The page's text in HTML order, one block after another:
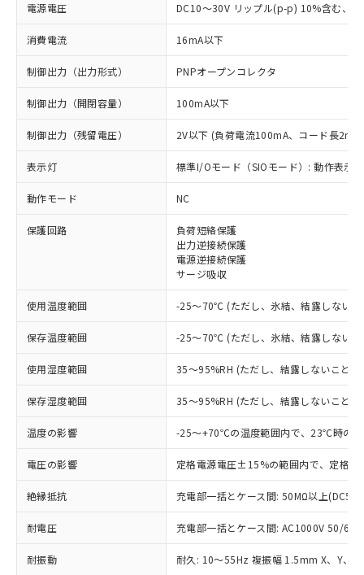
電源電圧 DC10～30V リップル(p-p) 10%含む、
消費電流 16mA以下
制御出力（出力形式） PNPオープンコレクタ
制御出力（開閉容量） 100mA以下
制御出力（残留電圧） 2V以下 (負荷電流100mA、コード長2m
表示灯 標準I/Oモード（SIOモード）: 動作表示
動作モード NC
保護回路
負荷短絡保護
出力逆接続保護
電源逆接続保護
サージ吸収
使用温度範囲 -25～70℃ (ただし、氷結、結露しないこ
保存温度範囲 -25～70℃ (ただし、氷結、結露しないこ
使用湿度範囲 35～95%RH (ただし、結露しないこと)
保存湿度範囲 35～95%RH (ただし、結露しないこと)
温度の影響 -25～+70℃の温度範囲内で、23℃時の
電圧の影響 定格電源電圧±15%の範囲内で、定格
絶縁抵抗 充電部一括とケース間: 50MΩ以上
耐電圧 充電部一括とケース間: AC1000V 50/
耐振動 耐久: 10～55Hz 複振幅 1.5mm X、Y、Z
ご利用条件
ご利用ください。
本サービスは、当社制御機器事業取扱
商品の当社在庫状況および標準価格
(税抜)を提供させていただくもので
本サービスの対象外となる商品もある
ことをご了承ください。
在庫状況および標準価格照会結果は、
※1 対応状況
対応済み：EU RoHS指令（10物質）の
非含有に対応した製品が提供可能な商品で
す。
有に対応した製品に切り替える予定のある
商品です。
対応予定なし：EU RoHS指令（10物質）の
非含有に非対応の商品で、対応品を出す予
調査・確認中：EU RoHS指令（10物質）の
非含有の対応状況を調査中または確認中の
商品です。
非該当品：ライセンス料など無形物で、有
害物質有無と関係のない商品です。
仕入先様の事情により、非含有部品として
いたものが、含有品と判明した場合などや
※1 中国RoHS○×表
「○」：最大均質材料含有率が中国RoHSの
基準値以下であることを示します。
「×」：最大均質材料含有率が中国RoHSの
基準値を超えていることを示します。
「－」：未確認です。当社販売部門へお問
当社は、これら貴社製品のうち、外国
為替および外国貿易法に定める商品